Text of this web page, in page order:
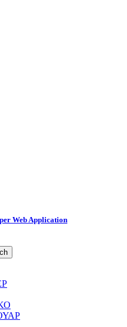
Web Application